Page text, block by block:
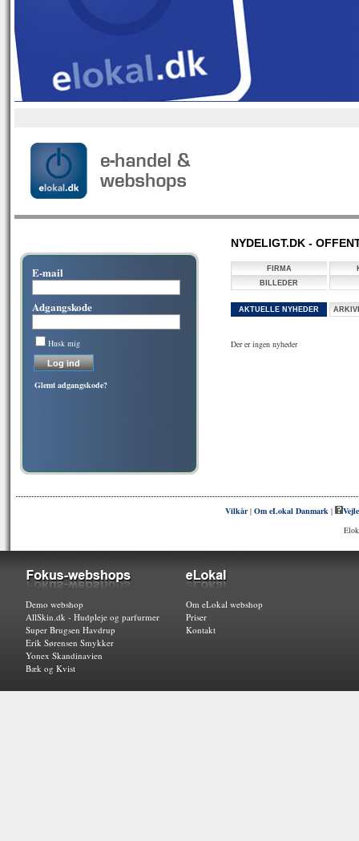
E-mail
Adgangskode
Husk mig
Glemt adgangskode?
NYDELIGT.DK -
FIRMA
BILLEDER
AKTUELLE NYHEDER
Der er ingen nyheder
Vilkår| Om eLokal Danmark|
Demo webshop
AllSkin.dk - Hudpleje og parfurmer
Super Brugsen Havdrup
Erik Sørensen Smykker
Yonex Skandinavien
Bæk og Kvist
Om eLokal webshop
Priser
Kontakt